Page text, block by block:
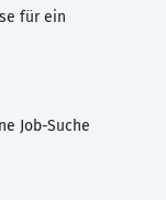
für ein
Job-Suche